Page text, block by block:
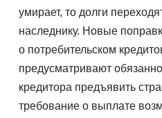
умирает, то долги
наследнику. Новые
о потребительском
предусматривают
кредитора предъявить
требование о выплате